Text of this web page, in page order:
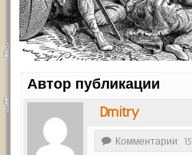
Автор публикации
Dmitry
Комментарии: 15